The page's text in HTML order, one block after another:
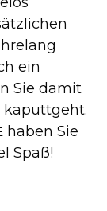
ein
Sie damit
kaputtgeht.
haben Sie
Spaß!